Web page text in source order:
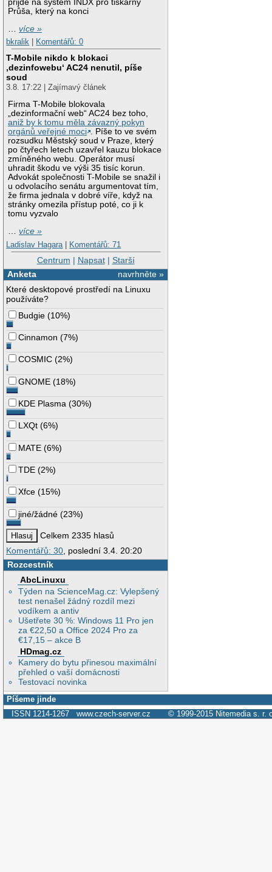
přijde na systém INDX pro tiskárny
Průša, který na konci
…více »
bkralik
Komentářů: 0
T-Mobile nikdo k blokaci
‚dezinfowebu‘ AC24 nenutil, píše
soud
3.8. 17:22 | Zajímavý článek
Firma T-Mobile blokovala
„dezinformační web“ AC24 bez toho,
aniž by k tomu měla závazný pokyn
orgánů veřejné moci . Píše to ve svém
rozsudku Městský soud v Praze, který
po čtyřech letech uzavřel kauzu blokace
zmíněného webu. Operátor musí
uhradit škodu ve výši 35 tisíc korun.
Advokát společnosti T-Mobile se snažil i
u odvolacího senátu argumentovat tím,
že firma jednala v dobré víře, když na
stránky omezila přístup poté, co ji k
tomu vyzvalo
…více »
Ladislav Hagara | Komentářů: 71
Centrum | Napsat| Starší
navrhněte »
Anketa
Které desktopové prostředí na Linuxu
používáte?
Budgie (10%)
Cinnamon (7%)
COSMIC (2%)
GNOME (18%)
KDE Plasma (30%)
LXQt (6%)
MATE (6%)
TDE (2%)
Xfce (15%)
jiné/žádné (23%)
Celkem 2335 hlasů
Komentářů: 30, poslední 3.4. 20:20
Rozcestník
AbcLinuxu
Týden na ScienceMag.cz: Vylepšený
test nenašel žádný rozdíl mezi
vodíkem a antiv
Ušetřete 30 %: Windows 11 Pro jen
za €22,50 a Office 2024 Pro za
€17,15 – akce B
HDmag.cz
Kamery do bytu přinesou maximální
přehled o vaší domácnosti
Testovací novinka
Píšeme jinde
ISSN 1214-1267 www.czech-server.cz © 1999-2015 Nitemedia s. r.